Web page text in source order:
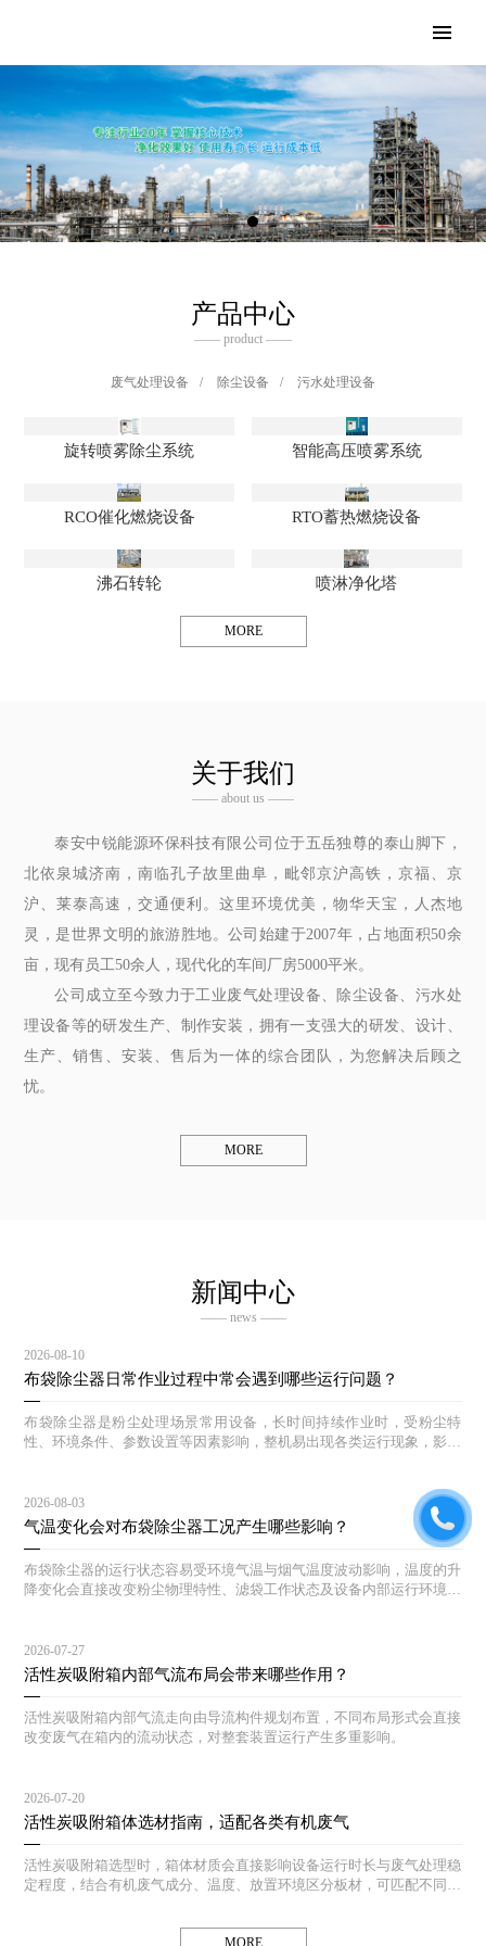
产品中心
—— product ——
废气处理设备 / 除尘设备 / 污水处理设备
旋转喷雾除尘系统 智能高压喷雾系统
RCO催化燃烧设备 RTO蓄热燃烧设备
沸石转轮 喷淋净化塔
MORE
关于我们
—— about us ——
泰安中锐能源环保科技有限公司位于五岳独尊的泰山脚下，
北依泉城济南，南临孔子故里曲阜，毗邻京沪高铁，京福、京
沪、莱泰高速，交通便利。这里环境优美，物华天宝，人杰地
灵，是世界文明的旅游胜地。公司始建于2007年，占地面积50余
亩，现有员工50余人，现代化的车间厂房5000平米。
公司成立至今致力于工业废气处理设备、除尘设备、污水处
理设备等的研发生产、制作安装，拥有一支强大的研发、设计、
生产、销售、安装、售后为一体的综合团队，为您解决后顾之
忧。
MORE
新闻中心
—— news ——
2026-08-10
布袋除尘器日常作业过程中常会遇到哪些运行问题？
布袋除尘器是粉尘处理场景常用设备，长时间持续作业时，受粉尘特
性、环境条件、参数设置等因素影响，整机易出现各类运行现象，影响
2026-08-03
气温变化会对布袋除尘器工况产生哪些影响？
布袋除尘器的运行状态容易受环境气温与烟气温度波动影响，温度的升
降变化会直接改变粉尘物理特性、滤袋工作状态及设备内部运行环境，
2026-07-27
活性炭吸附箱内部气流布局会带来哪些作用？
活性炭吸附箱内部气流走向由导流构件规划布置，不同布局形式会直接
改变废气在箱内的流动状态，对整套装置运行产生多重影响。
2026-07-20
活性炭吸附箱体选材指南，适配各类有机废气
活性炭吸附箱选型时，箱体材质会直接影响设备运行时长与废气处理稳
定程度，结合有机废气成分、温度、放置环境区分板材，可匹配不同生